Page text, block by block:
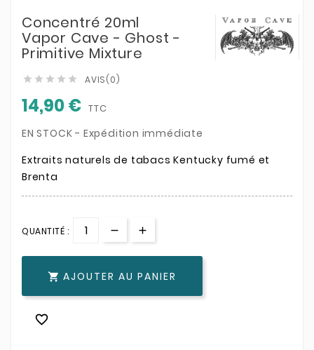
Concentré 20ml
Vapor Cave - Ghost -
Primitive Mixture
     AVIS(0)
14,90 € TTC
EN STOCK - Expédition immédiate
Extraits naturels de tabacs Kentucky fumé et
Brenta
QUANTITÉ :
 AJOUTER AU PANIER
